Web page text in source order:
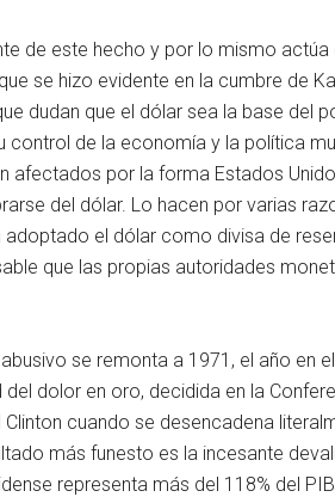
de este hecho y por lo mismo
se hizo evidente en la cumbre de
dudan que el dólar sea la base del
control de la economía y la política
afectados por la forma Estados
del dólar. Lo hacen por varias
el dólar como divisa de
que las propias autoridades
se remonta a 1971, el año en
dolor en oro, decidida en la
cuando se desencadena
más funesto es la incesante
representa más del 118% del